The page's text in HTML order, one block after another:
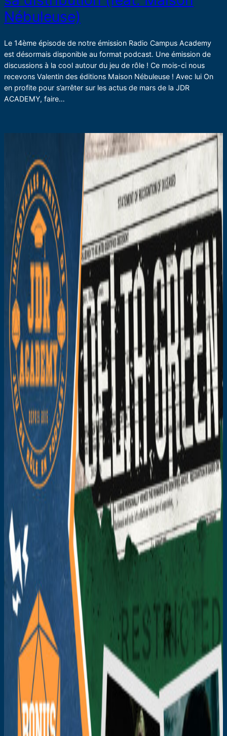
Nébuleuse)
Le 14ème épisode de notre émission Radio Campus Academy
est désormais disponible au format podcast. Une émission de
discussions à la cool autour du jeu de rôle ! Ce mois-ci nous
recevons Valentin des éditions Maison Nébuleuse ! Avec lui On
en profite pour s’arrêter sur les actus de mars de la JDR
ACADEMY, faire…